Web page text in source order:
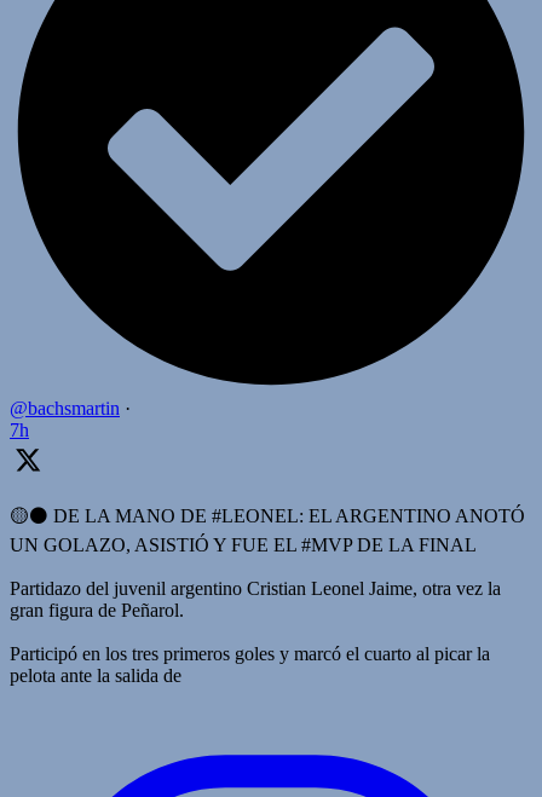
@bachsmartin ·
7h
🟡⚫️ DE LA MANO DE #LEONEL: EL ARGENTINO ANOTÓ
UN GOLAZO, ASISTIÓ Y FUE EL #MVP DE LA FINAL
Partidazo del juvenil argentino Cristian Leonel Jaime, otra vez la
gran figura de Peñarol.
Participó en los tres primeros goles y marcó el cuarto al picar la
pelota ante la salida de